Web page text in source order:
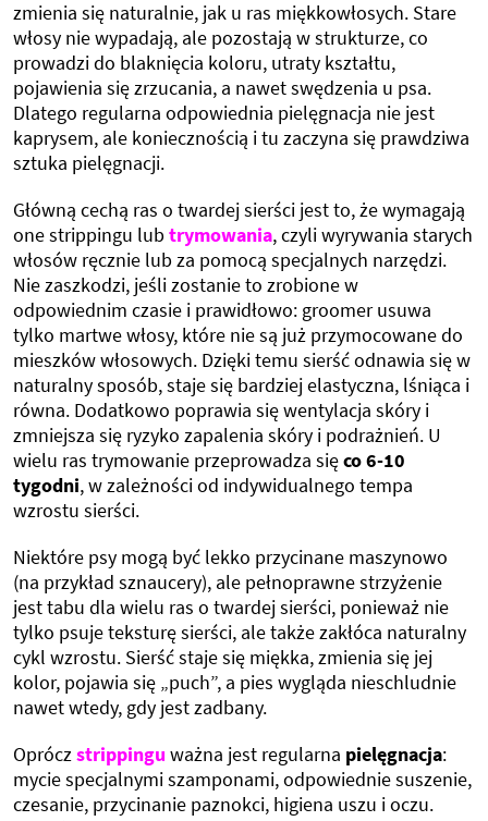
zmienia się naturalnie, jak u ras miękkowłosych. Stare
włosy nie wypadają, ale pozostają w strukturze, co
prowadzi do blaknięcia koloru, utraty kształtu,
pojawienia się zrzucania, a nawet swędzenia u psa.
Dlatego regularna odpowiednia pielęgnacja nie jest
kaprysem, ale koniecznością i tu zaczyna się prawdziwa
sztuka pielęgnacji.
Główną cechą ras o twardej sierści jest to, że wymagają
one strippingu lubtrymowania, czyli wyrywania starych
włosów ręcznie lub za pomocą specjalnych narzędzi.
Nie zaszkodzi, jeśli zostanie to zrobione w
odpowiednim czasie i prawidłowo: groomer usuwa
tylko martwe włosy, które nie są już przymocowane do
mieszków włosowych. Dzięki temu sierść odnawia się w
naturalny sposób, staje się bardziej elastyczna, lśniąca i
równa. Dodatkowo poprawia się wentylacja skóry i
zmniejsza się ryzyko zapalenia skóry i podrażnień. U
wielu ras trymowanie przeprowadza sięco 6-10
tygodni, w zależności od indywidualnego tempa
wzrostu sierści.
Niektóre psy mogą być lekko przycinane maszynowo
(na przykład sznaucery), ale pełnoprawne strzyżenie
jest tabu dla wielu ras o twardej sierści, ponieważ nie
tylko psuje teksturę sierści, ale także zakłóca naturalny
cykl wzrostu. Sierść staje się miękka, zmienia się jej
kolor, pojawia się „puch”, a pies wygląda nieschludnie
nawet wtedy, gdy jest zadbany.
Opróczstrippingu ważna jest regularna pielęgnacja:
mycie specjalnymi szamponami, odpowiednie suszenie,
czesanie, przycinanie paznokci, higiena uszu i oczu.